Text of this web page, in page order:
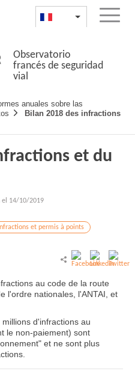
List additional
Menu
Observatorio
francés de seguridad
vial
anuales sobre las
Bilan 2018 des infractions
et du
el 14/10/2019
et permis à points
au code de la route
l'ordre nationales, l'ANTAI, et
d'infractions au
le non-paiement) sont
et ne sont plus